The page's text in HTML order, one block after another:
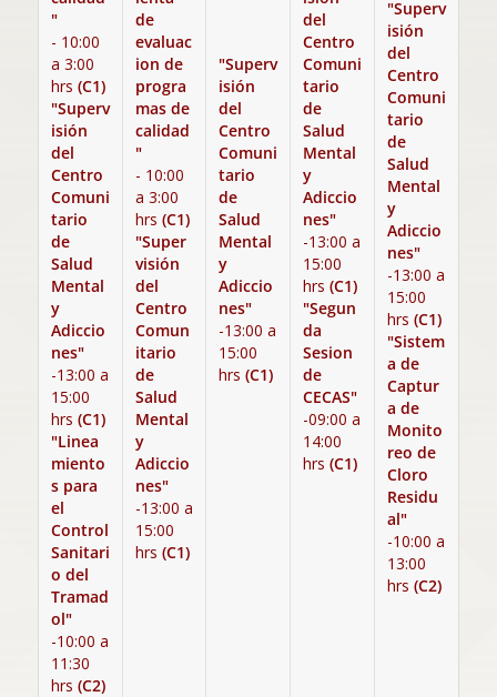
"
- 10:00
a 3:00
hrs (C1)
"Superv
isión
del
Centro
Comuni
tario
de
Salud
Mental
y
Adiccio
nes"
-13:00 a
15:00
hrs (C1)
"Linea
miento
s para
el
Control
Sanitari
o del
Tramad
ol"
-10:00 a
11:30
hrs (C2)
de
evaluac
ion de
progra
mas de
calidad
"
- 10:00
a 3:00
hrs (C1)
"Super
visión
del
Centro
Comun
itario
de
Salud
Mental
y
Adiccio
nes"
-13:00 a
15:00
hrs (C1)
"Superv
isión
del
Centro
Comuni
tario
de
Salud
Mental
y
Adiccio
nes"
-13:00 a
15:00
hrs (C1)
del
Centro
Comuni
tario
de
Salud
Mental
y
Adiccio
nes"
-13:00 a
15:00
hrs (C1)
"Segun
da
Sesion
de
CECAS"
-09:00 a
14:00
hrs (C1)
"Superv
isión
del
Centro
Comuni
tario
de
Salud
Mental
y
Adiccio
nes"
-13:00 a
15:00
hrs (C1)
"Sistem
a de
Captur
a de
Monito
reo de
Cloro
Residu
al"
-10:00 a
13:00
hrs (C2)